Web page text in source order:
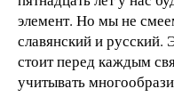
элемент. Но мы не
славянский и русский.
стоит перед каждым
учитывать